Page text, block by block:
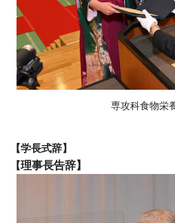
専攻科食物栄
【学長
【理事長告辞】